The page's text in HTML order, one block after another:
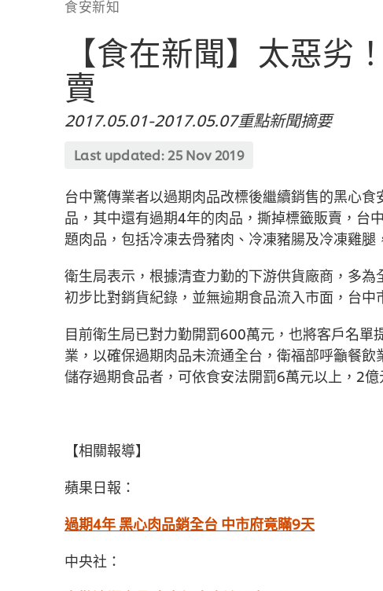
食安新知
【食在新聞】太惡劣
賣
2017.05.01-2017.05.07重點新聞摘要
Last updated: 25 Nov 2019
台中驚傳業者以過期肉品改標後繼續銷售的黑心
品，其中還有過期4年的肉品，撕掉標籤販賣，台
題肉品，包括冷凍去骨豬肉、冷凍豬腸及冷凍雞腿
衛生局表示，根據清查力勤的下游供貨廠商，多為
初步比對銷貨紀錄，並無逾期食品流入市面，台中
目前衛生局已對力勤開罰600萬元，也將客戶名
業，以確保過期肉品未流通全台，衛福部呼籲餐
儲存過期食品者，可依食安法開罰6萬元以上，2億
【相關報導】
蘋果日報：
過期4年 黑心肉品銷全台 中市府竟瞞9天
中央社：